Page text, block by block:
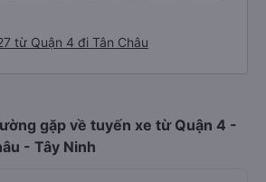
từ Quận 4 đi Tân Châu
gặp về tuyến xe từ Quận 4 -
- Tây Ninh